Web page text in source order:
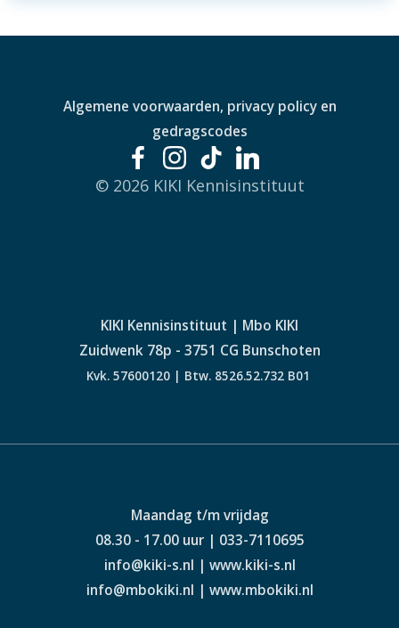
Algemene voorwaarden, privacy policy en
gedragscodes
© 2026 KIKI Kennisinstituut
KIKI Kennisinstituut | Mbo KIKI
Zuidwenk 78p - 3751 CG Bunschoten
Kvk. 57600120 | Btw. 8526.52.732 B01
Maandag t/m vrijdag
08.30 - 17.00 uur | 033-7110695
info@kiki-s.nl | www.kiki-s.nl
info@mbokiki.nl | www.mbokiki.nl